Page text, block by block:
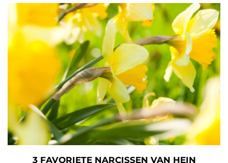
3 FAVORIETE NARCISSEN VAN HEIN